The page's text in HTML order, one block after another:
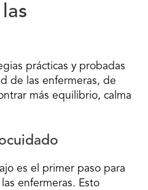
prácticas y probadas
de las enfermeras, de
más equilibrio, calma
es el primer paso para
enfermeras. Esto